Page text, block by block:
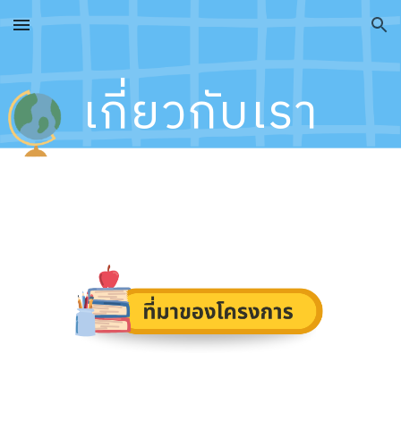
Skip to main content Skip to navigation
เกี่ยวกับเรา